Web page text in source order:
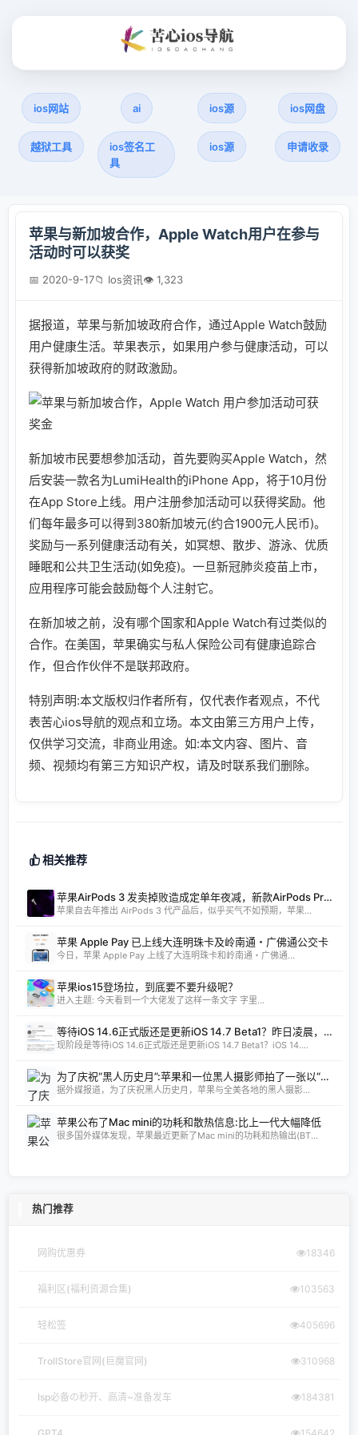
ios网站 ai ios源 ios网盘
越狱工具
ios签名工
具
ios源 申请收录
苹果与新加坡合作，Apple Watch用户在参与
活动时可以获奖
📅 2020-9-17📁 Ios资讯👁 1,323
据报道，苹果与新加坡政府合作，通过Apple Watch鼓励
用户健康生活。苹果表示，如果用户参与健康活动，可以
获得新加坡政府的财政激励。
新加坡市民要想参加活动，首先要购买Apple Watch，然
后安装一款名为LumiHealth的iPhone App，将于10月份
在App Store上线。用户注册参加活动可以获得奖励。他
们每年最多可以得到380新加坡元(约合1900元人民币)。
奖励与一系列健康活动有关，如冥想、散步、游泳、优质
睡眠和公共卫生活动(如免疫)。一旦新冠肺炎疫苗上市，
应用程序可能会鼓励每个人注射它。
在新加坡之前，没有哪个国家和Apple Watch有过类似的
合作。在美国，苹果确实与私人保险公司有健康追踪合
作，但合作伙伴不是联邦政府。
特别声明:本文版权归作者所有，仅代表作者观点，不代
表苦心ios导航的观点和立场。本文由第三方用户上传，
仅供学习交流，非商业用途。如:本文内容、图片、音
频、视频均有第三方知识产权，请及时联系我们删除。
相关推荐
苹果AirPods 3 发卖掉败造成定单年夜减，新款AirPods Pro 将调剂
苹果自去年推出 AirPods 3 代产品后，似乎买气不如预期，苹果...
苹果 Apple Pay 已上线大连明珠卡及岭南通・广佛通公交卡
今日，苹果 Apple Pay 上线了大连明珠卡和岭南通・广佛通...
苹果ios15登场拉，到底要不要升级呢？
进入主题: 今天看到一个大佬发了这样一条文字 字里...
等待iOS 14.6正式版还是更新iOS 14.7 Beta1？昨日凌晨，苹果为开发者预览版用户推送了iOS 14.7 Beta1测试版的更新，距周二发布的iOS 14.6RC版仅隔了两天时间。
现阶段是等待iOS 14.6正式版还是更新iOS 14.7 Beta1？iOS 14....
为了庆祝“黑人历史月”:苹果和一位黑人摄影师拍了一张以“家乡”为主题的照片
据外媒报道，为了庆祝黑人历史月，苹果与全美各地的黑人摄影...
苹果公布了Mac mini的功耗和散热信息:比上一代大幅降低
很多国外媒体发现，苹果最近更新了Mac mini的功耗和热输出(BT...
热门推荐
网购优惠券 18346
福利区(福利资源合集) 103563
轻松签 405696
TrollStore官网(巨魔官网) 310968
lsp必备の秒开、高清~准备发车 184381